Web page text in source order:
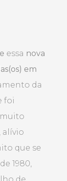
essa nova
em
da
foi
alívio
que se
1980,